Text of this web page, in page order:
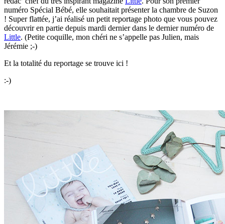
numéro Spécial Bébé, elle souhaitait présenter la chambre de Suzon
! Super flattée, j’ai réalisé un petit reportage photo que vous pouvez
découvrir en partie depuis mardi dernier dans le dernier numéro de
Little. (Petite coquille, mon chéri ne s’appelle pas Julien, mais
Jérémie ;-)
Et la totalité du reportage se trouve ici !
:-)